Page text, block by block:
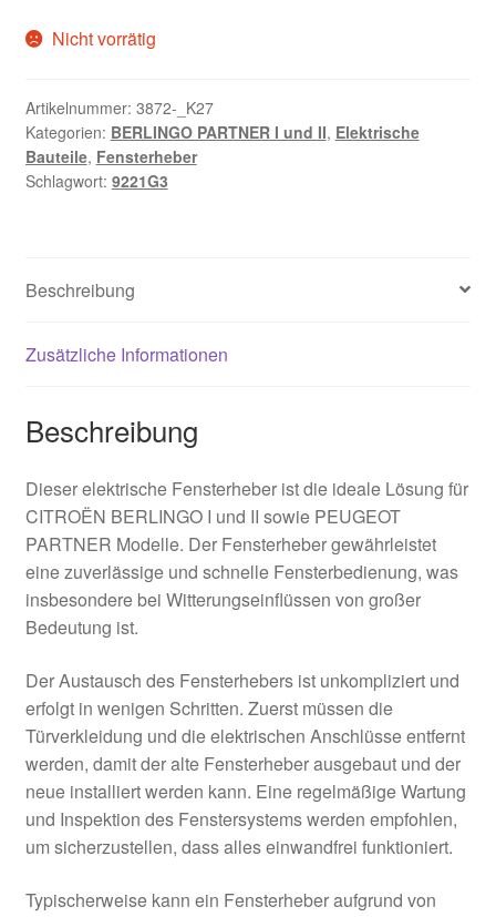
Nicht vorrätig
Artikelnummer: 3872-_K27
Kategorien: BERLINGO PARTNER I und II, Elektrische
Bauteile, Fensterheber
Schlagwort: 9221G3
Beschreibung
Zusätzliche Informationen
Beschreibung
Dieser elektrische Fensterheber ist die ideale Lösung für
CITROËN BERLINGO I und II sowie PEUGEOT
PARTNER Modelle. Der Fensterheber gewährleistet
eine zuverlässige und schnelle Fensterbedienung, was
insbesondere bei Witterungseinflüssen von großer
Bedeutung ist.
Der Austausch des Fensterhebers ist unkompliziert und
erfolgt in wenigen Schritten. Zuerst müssen die
Türverkleidung und die elektrischen Anschlüsse entfernt
werden, damit der alte Fensterheber ausgebaut und der
neue installiert werden kann. Eine regelmäßige Wartung
und Inspektion des Fenstersystems werden empfohlen,
um sicherzustellen, dass alles einwandfrei funktioniert.
Typischerweise kann ein Fensterheber aufgrund von